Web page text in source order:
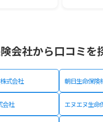
会社から口コミを
式会社 朝日生命保険
会社 エヌエヌ生命